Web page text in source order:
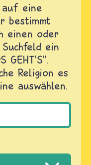
auf eine
bestimmt
einen oder
ein
GEHT'S".
Religion es
auswählen.